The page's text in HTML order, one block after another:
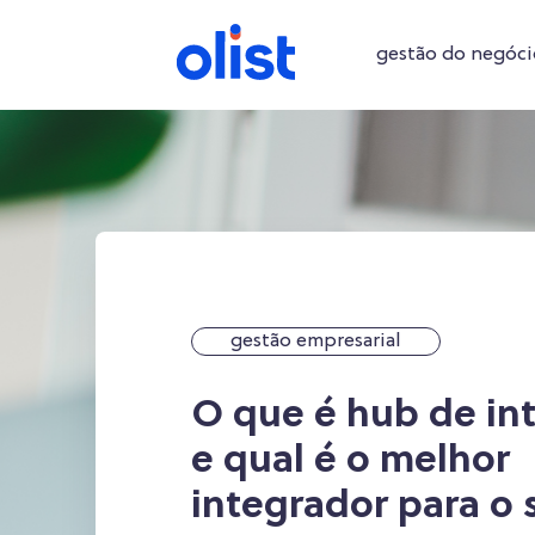
gestão do
gestão empresarial
O que é hub de
e qual é o melhor
integrador para o